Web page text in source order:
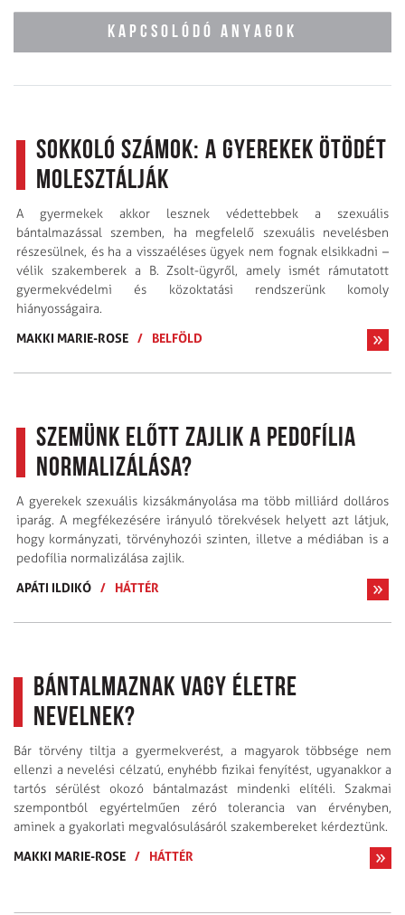
KAPCSOLÓDÓ ANYAGOK
Sokkoló számok: a gyerekek ötödét
molesztálják
A gyermekek akkor lesznek védettebbek a szexuális
bántalmazással szemben, ha megfelelő szexuális nevelésben
részesülnek, és ha a visszaéléses ügyek nem fognak elsikkadni –
vélik szakemberek a B. Zsolt-ügyről, amely ismét rámutatott
gyermekvédelmi és közoktatási rendszerünk komoly
hiányosságaira.
MAKKI MARIE-ROSE / BELFÖLD
Szemünk előtt zajlik a pedofília
normalizálása?
A gyerekek szexuális kizsákmányolása ma több milliárd dolláros
iparág. A megfékezésére irányuló törekvések helyett azt látjuk,
hogy kormányzati, törvényhozói szinten, illetve a médiában is a
pedofília normalizálása zajlik.
APÁTI ILDIKÓ / HÁTTÉR
Bántalmaznak vagy életre
nevelnek?
Bár törvény tiltja a gyermekverést, a magyarok többsége nem
ellenzi a nevelési célzatú, enyhébb fizikai fenyítést, ugyanakkor a
tartós sérülést okozó bántalmazást mindenki elítéli. Szakmai
szempontból egyértelműen zéró tolerancia van érvényben,
aminek a gyakorlati megvalósulásáról szakembereket kérdeztünk.
MAKKI MARIE-ROSE / HÁTTÉR